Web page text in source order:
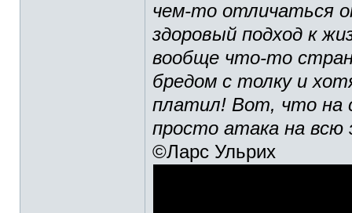
чем-то отличаться
здоровый подход к
вообще что-то
бредом с толку и
платил! Вот, что на
просто атака на
©Ларс Ульрих